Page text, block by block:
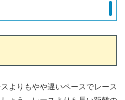
よりもやや遅いペースでレース